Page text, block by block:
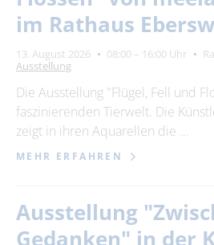
im Rathaus
13. August 2026 08:00 – 16:00 Uhr
Ausstellung
Die Ausstellung "Flügel, Fell und
faszinierenden Tierwelt. Die
zeigt in ihren Aquarellen die …
MEHR ERFAHREN
Ausstellung
Gedanken" in der